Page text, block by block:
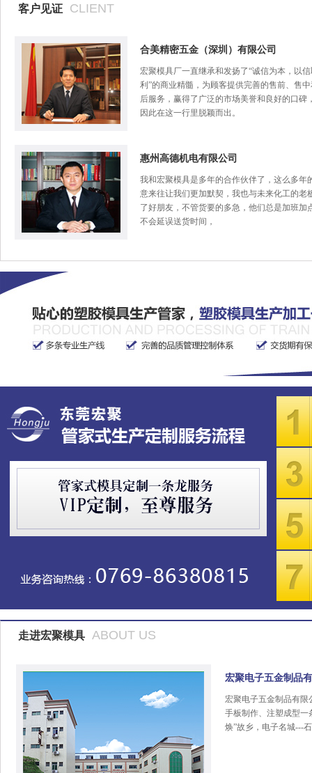
客户见证 CLIENT
合美精密五金（深圳）有限公司
宏聚模具厂一直继承和发扬了“诚信为本，以信
利”的商业精髓，为顾客提供完善的售前、售
后服务，赢得了广泛的市场美誉和良好的口碑
因此在这一行里脱颖而出。
惠州高德机电有限公司
我和宏聚模具是多年的合作伙伴了，这么多年
意来往让我们更加默契，我也与未来化工的老
了好朋友，不管货要的多急，他们总是加班加
不会延误送货时间，
走进宏聚模具 ABOUT US
宏聚电子五金制品
宏聚电子五金制品有限
手板制作、注塑成型一
焕”故乡，电子名城---